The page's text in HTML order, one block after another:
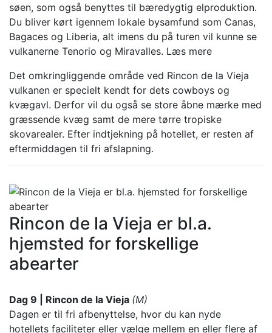
søen, som også benyttes til bæredygtig elproduktion.
Du bliver kørt igennem lokale bysamfund som Canas,
Bagaces og Liberia, alt imens du på turen vil kunne se
vulkanerne Tenorio og Miravalles. Læs mere
Det omkringliggende område ved Rincon de la Vieja
vulkanen er specielt kendt for dets cowboys og
kvægavl. Derfor vil du også se store åbne mærke med
græssende kvæg samt de mere tørre tropiske
skovarealer. Efter indtjekning på hotellet, er resten af
eftermiddagen til fri afslapning.
Rincon de la Vieja er bl.a.
hjemsted for forskellige
abearter
Dag 9 | Rincon de la Vieja (M)
Dagen er til fri afbenyttelse, hvor du kan nyde
hotellets faciliteter eller vælge mellem en eller flere af